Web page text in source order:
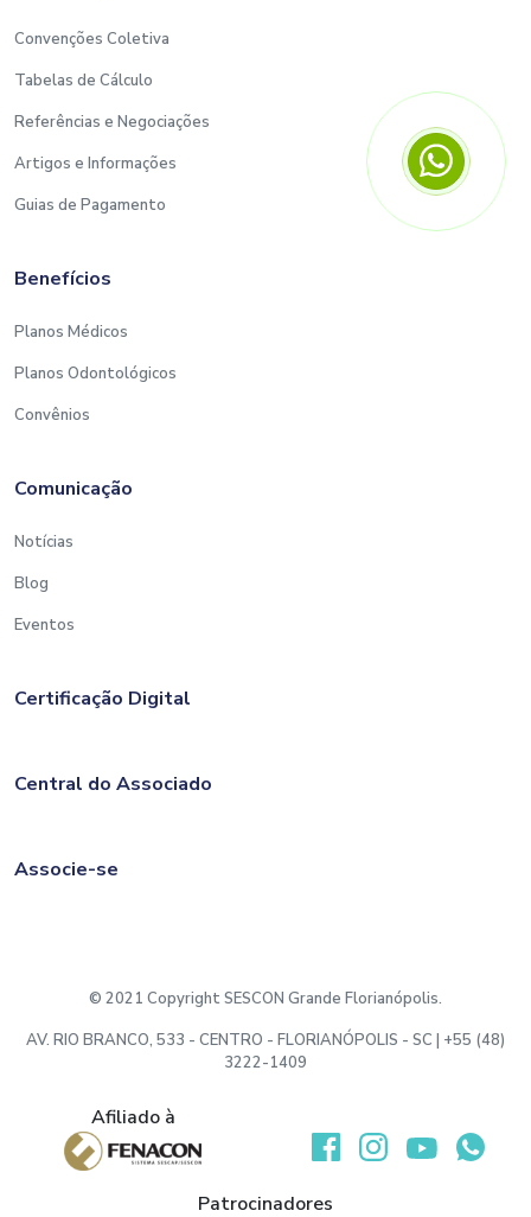
Convenções Coletiva
Tabelas de Cálculo
Referências e Negociações
Artigos e Informações
Guias de Pagamento
Benefícios
Planos Médicos
Planos Odontológicos
Convênios
Comunicação
Notícias
Blog
Eventos
Certificação Digital
Central do Associado
Associe-se
© 2021 Copyright SESCON Grande Florianópolis.
AV. RIO BRANCO, 533 - CENTRO - FLORIANÓPOLIS - SC | +55 (48)
3222-1409
Afiliado à
Desenvolvido por:
Patrocinadores